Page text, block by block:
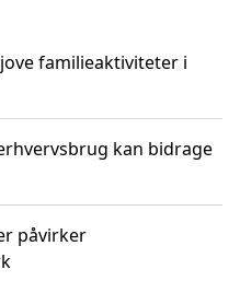
familieaktiviteter i
kan bidrage
påvirker